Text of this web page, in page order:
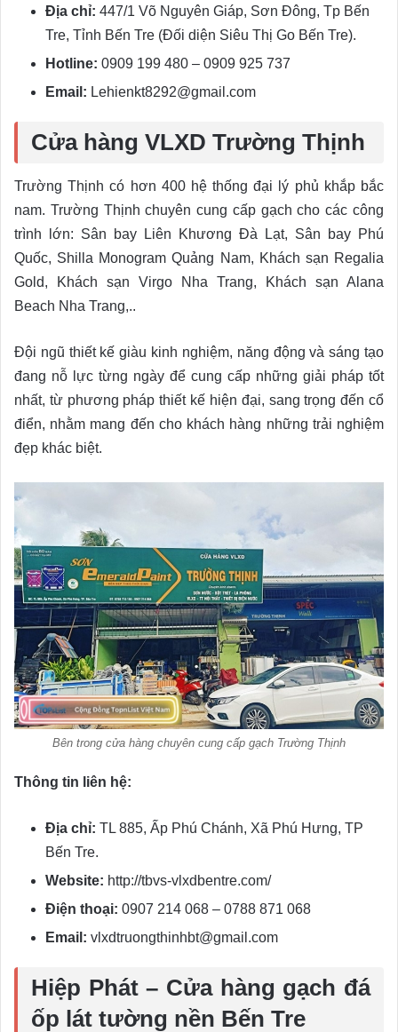
Địa chỉ: 447/1 Võ Nguyên Giáp, Sơn Đông, Tp Bến
Tre, Tỉnh Bến Tre (Đối diện Siêu Thị Go Bến Tre).
Hotline: 0909 199 480 – 0909 925 737
Email: Lehienkt8292@gmail.com
Cửa hàng VLXD Trường Thịnh
Trường Thịnh có hơn 400 hệ thống đại lý phủ khắp bắc
nam. Trường Thịnh chuyên cung cấp gạch cho các công
trình lớn: Sân bay Liên Khương Đà Lạt, Sân bay Phú
Quốc, Shilla Monogram Quảng Nam, Khách sạn Regalia
Gold, Khách sạn Virgo Nha Trang, Khách sạn Alana
Beach Nha Trang,..
Đội ngũ thiết kế giàu kinh nghiệm, năng động và sáng tạo
đang nỗ lực từng ngày để cung cấp những giải pháp tốt
nhất, từ phương pháp thiết kế hiện đại, sang trọng đến cổ
điển, nhằm mang đến cho khách hàng những trải nghiệm
đẹp khác biệt.
Bên trong cửa hàng chuyên cung cấp gạch Trường Thịnh
Thông tin liên hệ:
Địa chỉ: TL 885, Ấp Phú Chánh, Xã Phú Hưng, TP
Bến Tre.
Website: http://tbvs-vlxdbentre.com/
Điện thoại: 0907 214 068 – 0788 871 068
Email: vlxdtruongthinhbt@gmail.com
Hiệp Phát – Cửa hàng gạch đá
ốp lát tường nền Bến Tre